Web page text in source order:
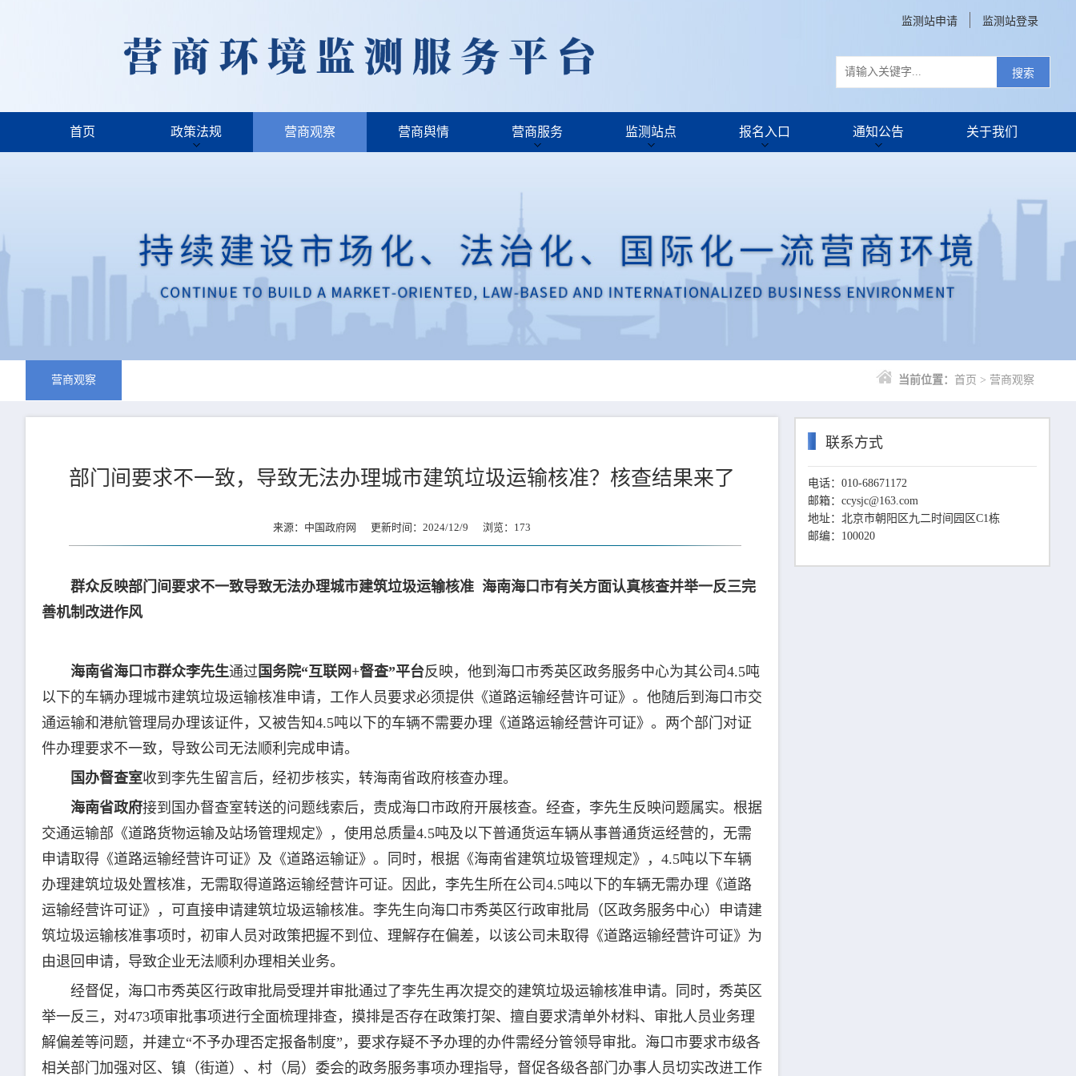
搜索
监测站申请 监测站登录
首页 政策法规 营商观察 营商舆情 营商服务 监测站点 报名入口 通知公告 关于我们
营商观察 当前位置： 首页 > 营商观察
部门间要求不一致，导致无法办理城市建筑垃圾运输核准？核查结果来了
来源：中国政府网 更新时间：2024/12/9 浏览： 173
群众反映部门间要求不一致导致无法办理城市建筑垃圾运输核准 海南海口市有关方面认真核查并举一反三完
善机制改进作风
海南省海口市群众李先生通过国务院“互联网+督查”平台反映，他到海口市秀英区政务服务中心为其公司4.5吨
以下的车辆办理城市建筑垃圾运输核准申请，工作人员要求必须提供《道路运输经营许可证》。他随后到海口市交
通运输和港航管理局办理该证件，又被告知4.5吨以下的车辆不需要办理《道路运输经营许可证》。两个部门对证
件办理要求不一致，导致公司无法顺利完成申请。
国办督查室收到李先生留言后，经初步核实，转海南省政府核查办理。
海南省政府接到国办督查室转送的问题线索后，责成海口市政府开展核查。经查，李先生反映问题属实。根据
交通运输部《道路货物运输及站场管理规定》，使用总质量4.5吨及以下普通货运车辆从事普通货运经营的，无需
申请取得《道路运输经营许可证》及《道路运输证》。同时，根据《海南省建筑垃圾管理规定》，4.5吨以下车辆
办理建筑垃圾处置核准，无需取得道路运输经营许可证。因此，李先生所在公司4.5吨以下的车辆无需办理《道路
运输经营许可证》，可直接申请建筑垃圾运输核准。李先生向海口市秀英区行政审批局（区政务服务中心）申请建
筑垃圾运输核准事项时，初审人员对政策把握不到位、理解存在偏差，以该公司未取得《道路运输经营许可证》为
由退回申请，导致企业无法顺利办理相关业务。
经督促，海口市秀英区行政审批局受理并审批通过了李先生再次提交的建筑垃圾运输核准申请。同时，秀英区
举一反三，对473项审批事项进行全面梳理排查，摸排是否存在政策打架、擅自要求清单外材料、审批人员业务理
解偏差等问题，并建立“不予办理否定报备制度”，要求存疑不予办理的办件需经分管领导审批。海口市要求市级各
相关部门加强对区、镇（街道）、村（局）委会的政务服务事项办理指导，督促各级各部门办事人员切实改进工作
联系方式
电话：010-68671172
邮箱：ccysjc@163.com
地址：北京市朝阳区九二时间园区C1栋
邮编：100020